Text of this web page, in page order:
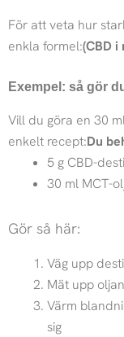
För att veta hur
enkla formel:(CBD i
Exempel: så gör
Vill du göra en 30
enkelt recept:Du
5 g CBD-
30 ml MCT-
Gör så här:
Väg upp
Mät upp
Värm
sig